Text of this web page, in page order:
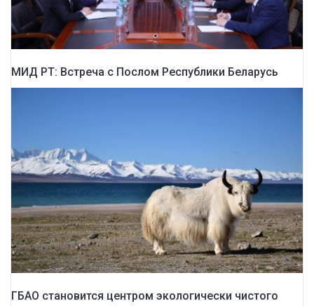
MИД РТ: Встреча с Послом Республики Беларусь
ГБАО становится центром экологически чистого